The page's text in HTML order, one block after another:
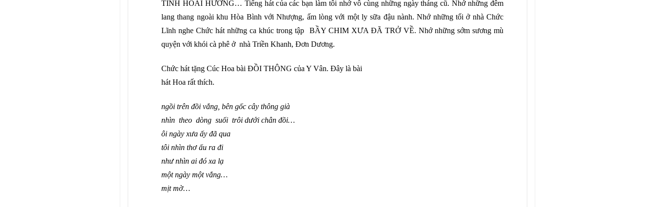
TÌNH HOÀI HƯƠNG… Tiếng hát của các bạn làm tôi nhớvô cùng những ngày tháng cũ. Nhớnhững đêm
lang thang ngoài khu Hòa Bình với Nhượng, ấm lòng với một ly sữa đậu nành. Nhớnhững tốiởnhà Chức
Lĩnh nghe Chức hát những ca khúc trong tập BẦY CHIM XƯA ĐÃ TRỞVỀ. Nhớnhững sớm sương mù
quyện với khói cà phê ởnhà Triền Khanh, Đơn Dương.
Chức hát tặng Cúc Hoa bài ĐỒI THÔNG của Y Vân. Đây là bài
hát Hoa rất thích.
ngồi trên đồi vắng, bên gốc cây thông già
nhìn theo dòng suối trôi dưới chân đồi…
ôi ngày xưa ấy đã qua
tôi nhìn thơ ấu ra đi
nhưnhìn ai đó xa lạ
một ngày một vắng…
mịt mờ…